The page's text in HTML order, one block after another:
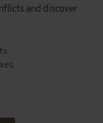
and discover